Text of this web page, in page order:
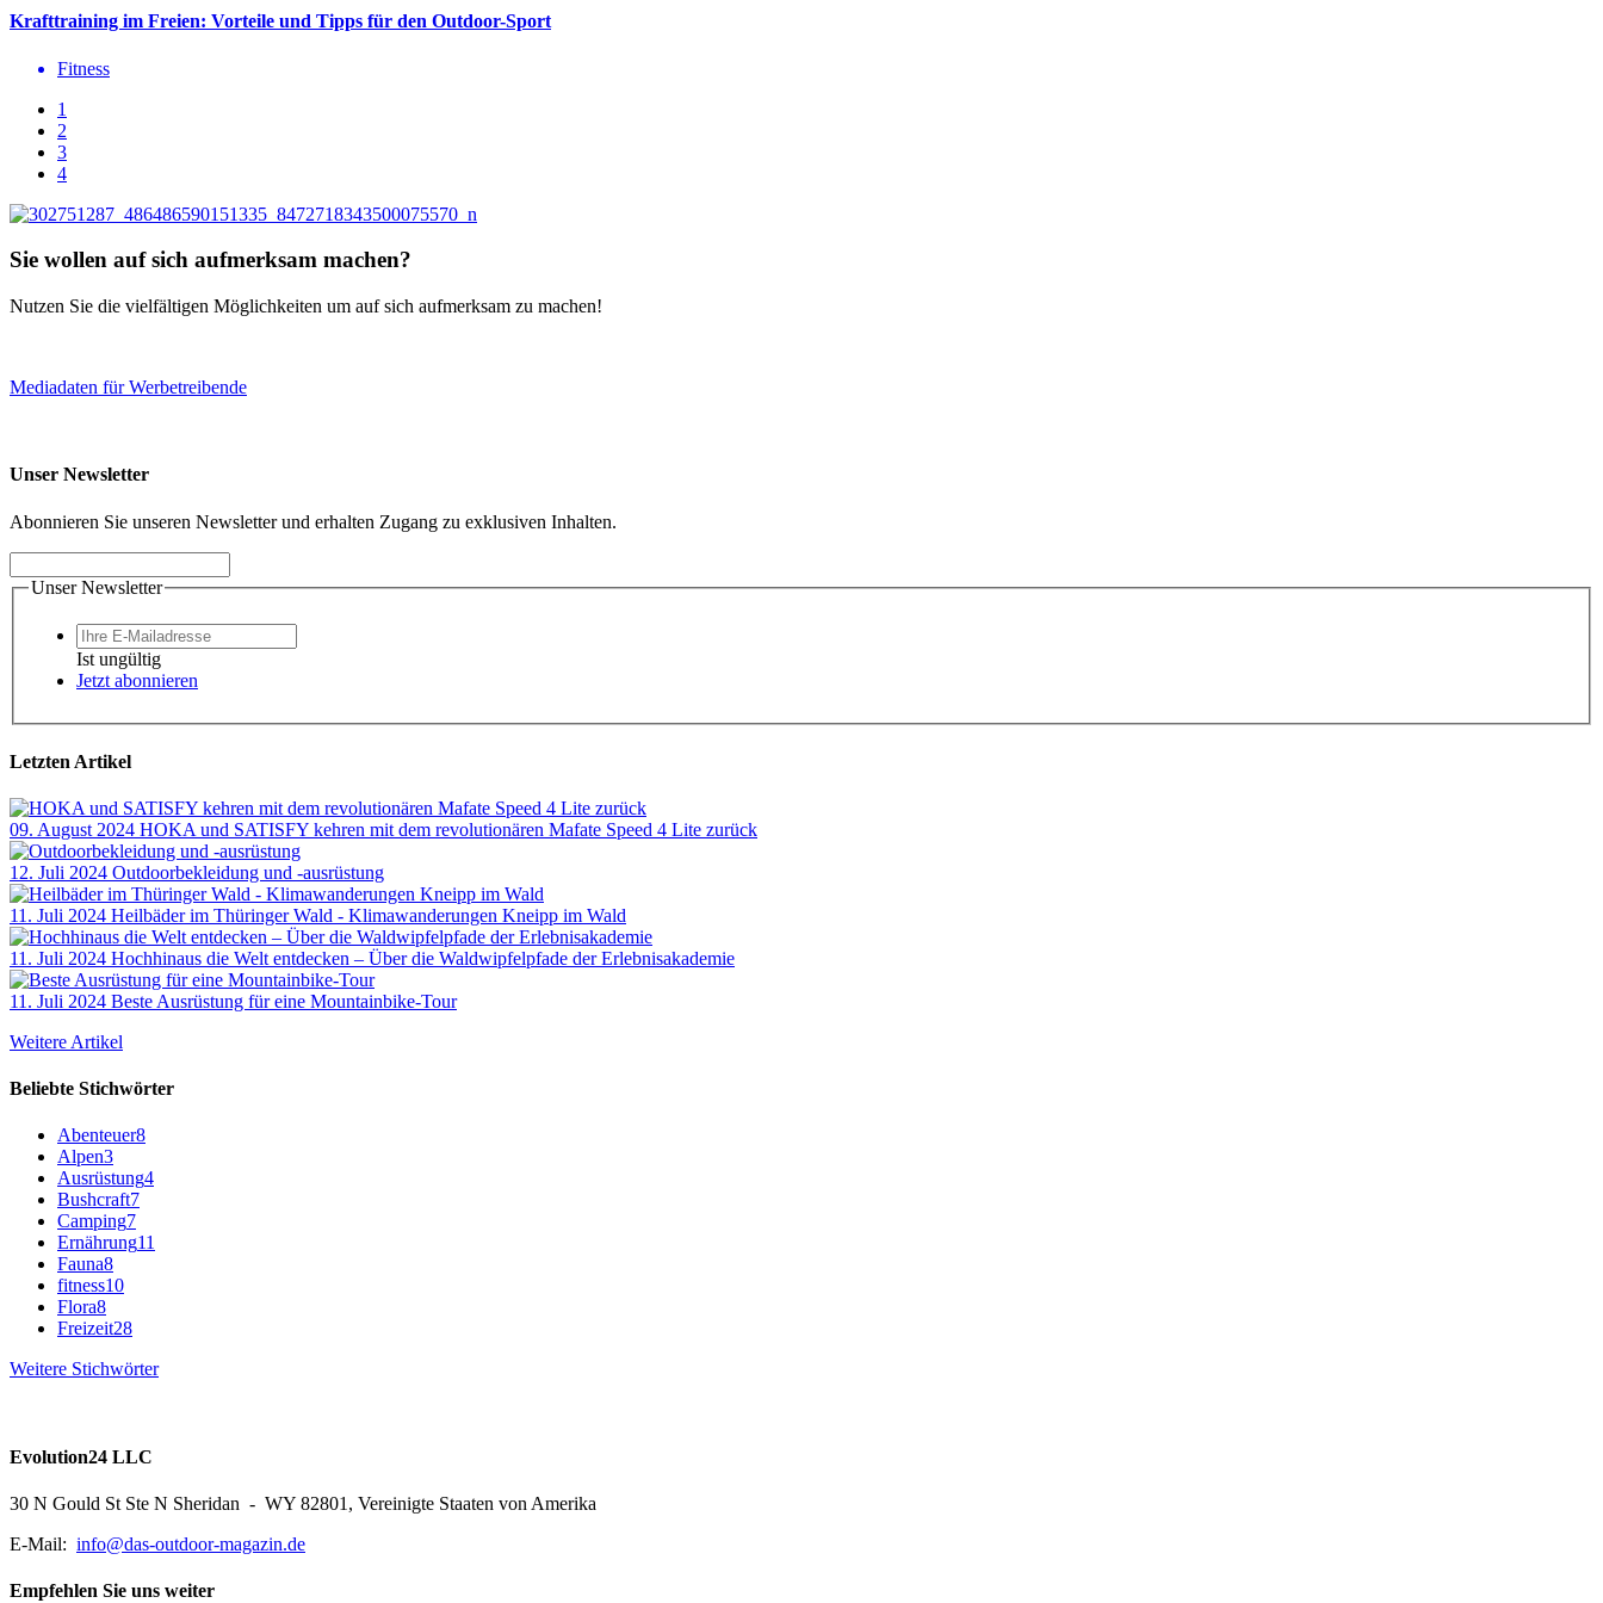
Krafttraining im Freien: Vorteile und Tipps für den Outdoor-Sport
Fitness
1
2
3
4
Sie wollen auf sich aufmerksam machen?
Nutzen Sie die vielfältigen Möglichkeiten um auf sich aufmerksam zu machen!
Mediadaten für Werbetreibende
Unser Newsletter
Abonnieren Sie unseren Newsletter und erhalten Zugang zu exklusiven Inhalten.
Unser Newsletter
Ist ungültig
Jetzt abonnieren
Letzten Artikel
09. August 2024 HOKA und SATISFY kehren mit dem revolutionären Mafate Speed 4 Lite zurück
12. Juli 2024 Outdoorbekleidung und -ausrüstung
11. Juli 2024 Heilbäder im Thüringer Wald - Klimawanderungen Kneipp im Wald
11. Juli 2024 Hochhinaus die Welt entdecken – Über die Waldwipfelpfade der Erlebnisakademie
11. Juli 2024 Beste Ausrüstung für eine Mountainbike-Tour
Weitere Artikel
Beliebte Stichwörter
Abenteuer8
Alpen3
Ausrüstung4
Bushcraft7
Camping7
Ernährung11
Fauna8
fitness10
Flora8
Freizeit28
Weitere Stichwörter
Evolution24 LLC
30 N Gould St Ste N Sheridan - WY 82801, Vereinigte Staaten von Amerika
E-Mail: info@das-outdoor-magazin.de
Empfehlen Sie uns weiter